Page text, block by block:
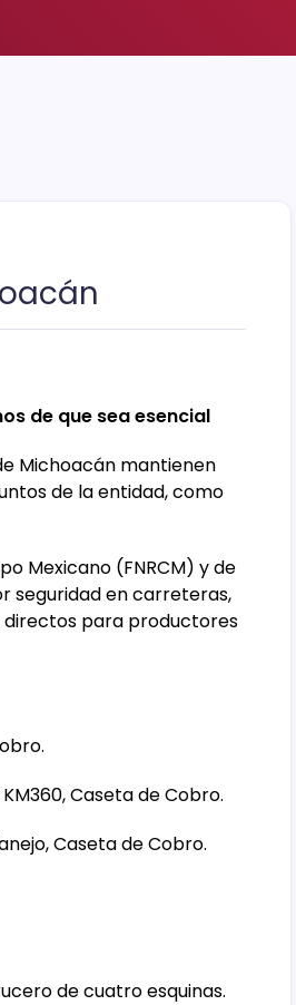
de que sea esencial
Michoacán mantienen
de la entidad, como
Mexicano (FNRCM) y de
seguridad en carreteras,
para productores
Caseta de Cobro.
Caseta de Cobro.
de cuatro esquinas.